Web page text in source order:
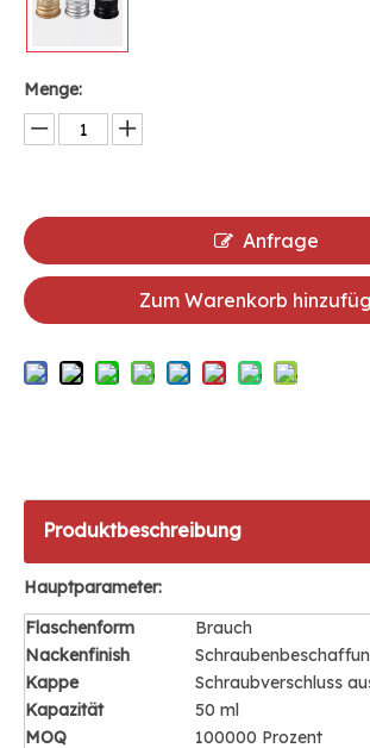
Menge:
Anfrage
Zum Warenkorb
Produktbeschreibung
Hauptparameter:
Flaschenform
Brauch
Nackenfinish
Kappe
Schraubverschluss
Kapazität
50 ml
MOQ
100000 Prozent